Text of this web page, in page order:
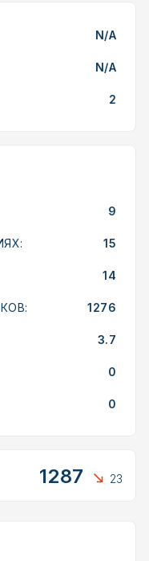
N/A
N/A
2
9
15
14
1276
3.7
0
0
1287 23